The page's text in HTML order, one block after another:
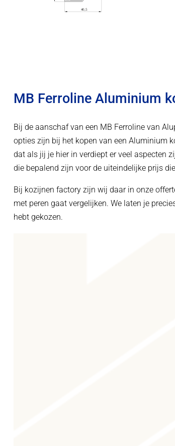
MB Ferroline Aluminium
Bij de aanschaf van een MB Ferroline van
opties zijn bij het kopen van een Aluminium
dat als jij je hier in verdiept er veel aspecten
die bepalend zijn voor de uiteindelijke prijs
Bij kozijnen factory zijn wij daar in onze
met peren gaat vergelijken. We laten je
hebt gekozen.